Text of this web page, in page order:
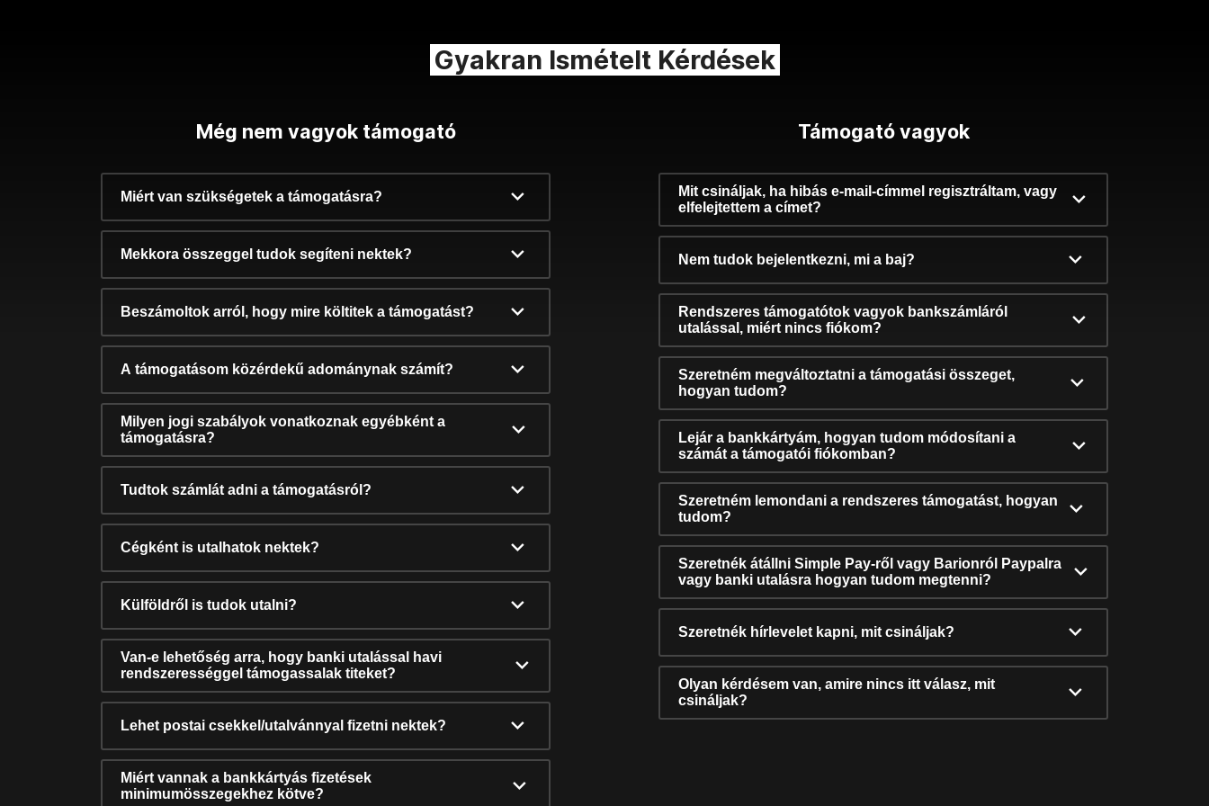
Gyakran Ismételt Kérdések
Még nem vagyok támogató
Miért van szükségetek a támogatásra?
Mekkora összeggel tudok segíteni nektek?
Beszámoltok arról, hogy mire költitek a támogatást?
A támogatásom közérdekű adománynak számít?
Milyen jogi szabályok vonatkoznak egyébként a
támogatásra?
Tudtok számlát adni a támogatásról?
Cégként is utalhatok nektek?
Külföldről is tudok utalni?
Van-e lehetőség arra, hogy banki utalással havi
rendszerességgel támogassalak titeket?
Lehet postai csekkel/utalvánnyal fizetni nektek?
Miért vannak a bankkártyás fizetések
minimumösszegekhez kötve?
Támogató vagyok
Mit csináljak, ha hibás e-mail-címmel regisztráltam, vagy
elfelejtettem a címet?
Nem tudok bejelentkezni, mi a baj?
Rendszeres támogatótok vagyok bankszámláról
utalással, miért nincs fiókom?
Szeretném megváltoztatni a támogatási összeget,
hogyan tudom?
Lejár a bankkártyám, hogyan tudom módosítani a
számát a támogatói fiókomban?
Szeretném lemondani a rendszeres támogatást, hogyan
tudom?
Szeretnék átállni Simple Pay-ről vagy Barionról Paypalra
vagy banki utalásra hogyan tudom megtenni?
Szeretnék hírlevelet kapni, mit csináljak?
Olyan kérdésem van, amire nincs itt válasz, mit
csináljak?